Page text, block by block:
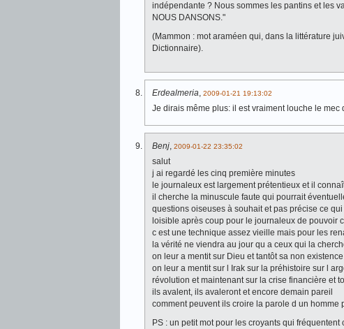
indépendante ? Nous sommes les pantins et les
NOUS DANSONS."
(Mammon : mot araméen qui, dans la littérature
Dictionnaire).
Erdealmeria, 2009-01-21 19:13:02
Je dirais même plus: il est vraiment louche le mec
Benj, 2009-01-22 23:35:02
salut
j ai regardé les cinq première minutes
le journaleux est largement prétentieux et il
il cherche la minuscule faute qui pourrait
questions oiseuses à souhait et pas précise ce
loisible après coup pour le journaleux de pouvoir
c est une technique assez vieille mais pour les
la vérité ne viendra au jour qu a ceux qui la
on leur a mentit sur Dieu et tantôt sa non
on leur a mentit sur l Irak sur la préhistoire sur l
révolution et maintenant sur la crise financière et
ils avalent, ils avaleront et encore demain pareil
comment peuvent ils croire la parole d un
PS : un petit mot pour les croyants qui